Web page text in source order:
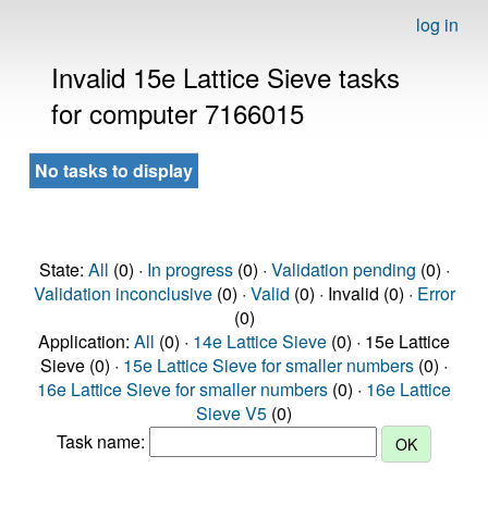
log in
Invalid 15e Lattice Sieve tasks
for computer 7166015
No tasks to display
State: All (0) · In progress(0) · Validation pending (0) ·
Validation inconclusive(0) · Valid (0) · Invalid (0) · Error
(0)
Application: All (0) · 14e Lattice Sieve (0) · 15e Lattice
Sieve (0) · 15e Lattice Sieve for smaller numbers (0) ·
16e Lattice Sieve for smaller numbers (0) · 16e Lattice
Sieve V5 (0)
Task name: